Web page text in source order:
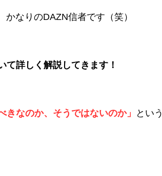
なりのDAZN信者です（笑）
て詳しく解説してきます！
きなのか、そうではないのか」
という